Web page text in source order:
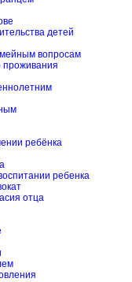
детей
вопросам
проживания
ребёнка
ребенка
отца